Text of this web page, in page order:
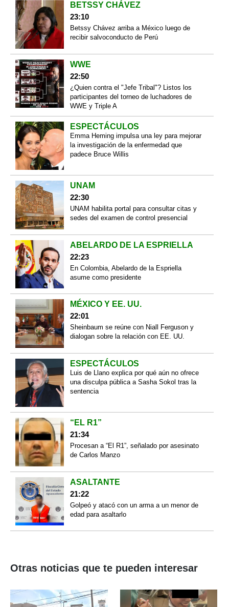
BETSSY CHÁVEZ
23:10
Betssy Chávez arriba a México luego de
recibir salvoconducto de Perú
WWE
22:50
¿Quien contra el "Jefe Tribal"? Listos los
participantes del torneo de luchadores de
WWE y Triple A
ESPECTÁCULOS
Emma Heming impulsa una ley para mejorar
la investigación de la enfermedad que
padece Bruce Willis
UNAM
22:30
UNAM habilita portal para consultar citas y
sedes del examen de control presencial
ABELARDO DE LA ESPRIELLA
22:23
En Colombia, Abelardo de la Espriella
asume como presidente
MÉXICO Y EE. UU.
22:01
Sheinbaum se reúne con Niall Ferguson y
dialogan sobre la relación con EE. UU.
ESPECTÁCULOS
Luis de Llano explica por qué aún no ofrece
una disculpa pública a Sasha Sokol tras la
sentencia
“EL R1”
21:34
Procesan a “El R1”, señalado por asesinato
de Carlos Manzo
ASALTANTE
21:22
Golpeó y atacó con un arma a un menor de
edad para asaltarlo
Otras noticias que te pueden interesar